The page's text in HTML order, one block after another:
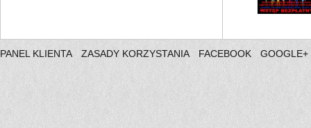
PANEL KLIENTA ZASADY KORZYSTANIA FACEBOOK GOOGLE+